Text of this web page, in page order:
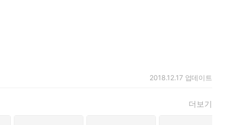
2018.12.17 업데이트
더보기